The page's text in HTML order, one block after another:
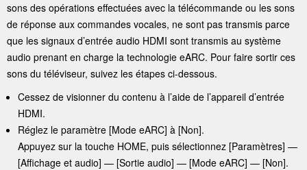
sons des opérations effectuées avec la télécommande ou les sons
de réponse aux commandes vocales, ne sont pas transmis parce
que les signaux d’entrée audio HDMI sont transmis au système
audio prenant en charge la technologie eARC. Pour faire sortir ces
sons du téléviseur, suivez les étapes ci-dessous.
Cessez de visionner du contenu à l’aide de l’appareil d’entrée
HDMI.
Réglez le paramètre [Mode eARC] à [Non].
Appuyez sur la touche HOME, puis sélectionnez [Paramètres] —
[Affichage et audio] — [Sortie audio] — [Mode eARC] — [Non].